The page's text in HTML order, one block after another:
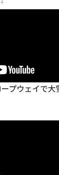
プウェイで